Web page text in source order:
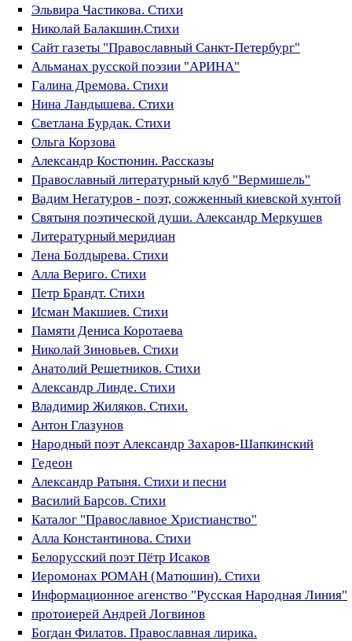
Эльвира Частикова. Стихи
Николай Балакшин.Стихи
Сайт газеты "Православный Санкт-Петербург"
Альманах русской поэзии "АРИНА"
Галина Дремова. Стихи
Нина Ландышева. Стихи
Светлана Бурдак. Стихи
Ольга Корзова
Александр Костюнин. Рассказы
Православный литературный клуб "Вермишель"
Вадим Негатуров - поэт, сожженный киевской хунтой
Святыня поэтической души. Александр Меркушев
Литературный меридиан
Лена Болдырева. Стихи
Алла Вериго. Стихи
Петр Брандт. Стихи
Исман Макшиев. Стихи
Памяти Дениса Коротаева
Николай Зиновьев. Стихи
Анатолий Решетников. Стихи
Александр Линде. Стихи
Владимир Жиляков. Стихи.
Антон Глазунов
Народный поэт Александр Захаров-Шапкинский
Гедеон
Александр Ратыня. Стихи и песни
Василий Барсов. Стихи
Каталог "Православное Христианство"
Алла Константинова. Стихи
Белорусский поэт Пётр Исаков
Иеромонах РОМАН (Матюшин). Стихи
Информационное агенство "Русская Народная Линия"
протоиерей Андрей Логвинов
Богдан Филатов. Православная лирика.